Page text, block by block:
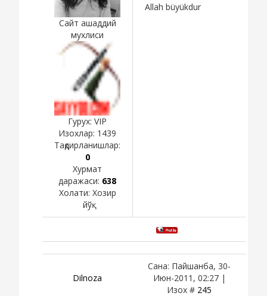
Сайт ашаддий
мухлиси
Гурух: VIP
Изохлар: 1439
Тақдирланишлар:
0
Хурмат
даражаси: 638
Холати: Хозир
йўқ
Allah büyükdur
Dilnoza
Сана: Пайшанба, 30-
Июн-2011, 02:27 |
Изох # 245